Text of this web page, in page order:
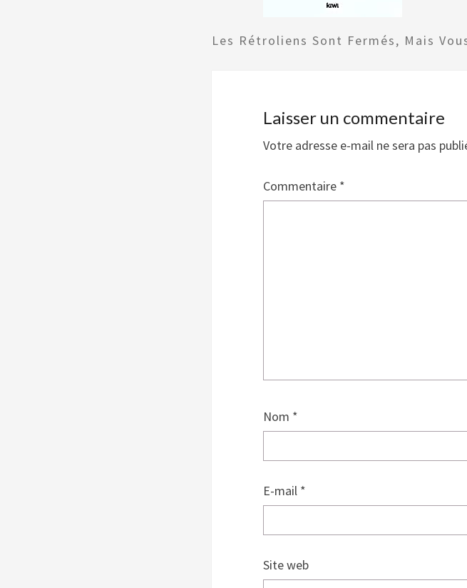
Les Rétroliens Sont Fermés, Mais
Laisser un commentaire
Votre adresse e-mail ne sera pas
Commentaire *
Nom *
E-mail *
Site web